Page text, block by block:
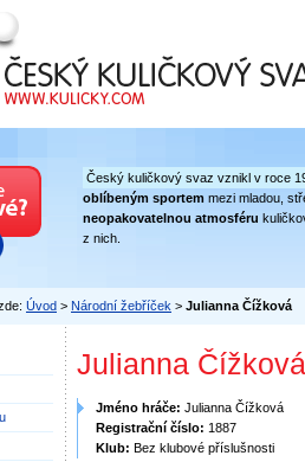
svaz
Český kuličkový svaz vznikl v roce
oblíbeným sportem mezi mladou,
neopakovatelnou atmosféru
z nich.
Úvod > Národní žebříček > Julianna Čížková
Julianna Čížková
Jméno hráče: Julianna Čížková
Registrační číslo: 1887
Klub: Bez klubové příslušnosti